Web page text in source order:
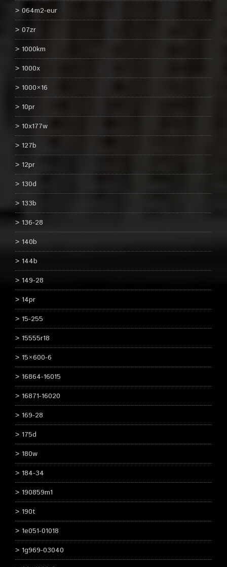
064m2-eur
07zr
1000km
1000x
1000×16
10pr
10x177w
127b
12pr
130d
133b
136-28
140b
144b
149-28
14pr
15-255
15555r18
15×600-6
16864-16015
16871-16020
169-28
175d
180w
184-34
190859m1
190t
1e051-01018
1g969-03040